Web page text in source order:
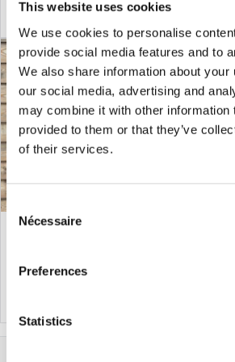
This website uses cookies
We use cookies to personalise
provide social media features and to
We also share information about your
our social media, advertising and
may combine it with other information
provided to them or that they’ve
of their services.
Consent
Selection
Nécessaire
Preferences
Statistics
AJOUTER AU PANIER VOIR LE PRODUIT
£.
Sweat à capuche Halloween Michael
Halloween